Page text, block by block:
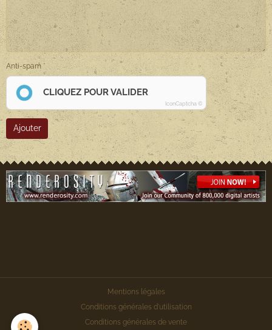
Anti-spam
CLIQUEZ POUR VALIDER
IconCaptcha ©
Ajouter
Mentions légales
Conditions générales d'utilisation
Conditions générales de vente